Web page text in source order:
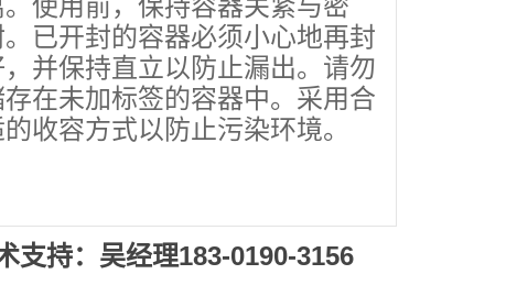
。使用前，保持容器关紧与密
。已开封的容器必须小心地再封
，并保持直立以防止漏出。请勿
在未加标签的容器中。采用合
收容方式以防止污染环境。
支持：吴经理183-0190-3156